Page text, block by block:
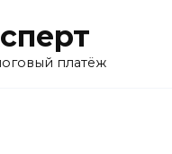
платёж